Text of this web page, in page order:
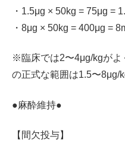
・1.5μg × 50kg = 75μg =
・8μg × 50kg = 400μg =
※臨床では2〜4μg/kgがよ
の正式な範囲は1.5〜8μg/
●麻酔維持●
【間欠投与】